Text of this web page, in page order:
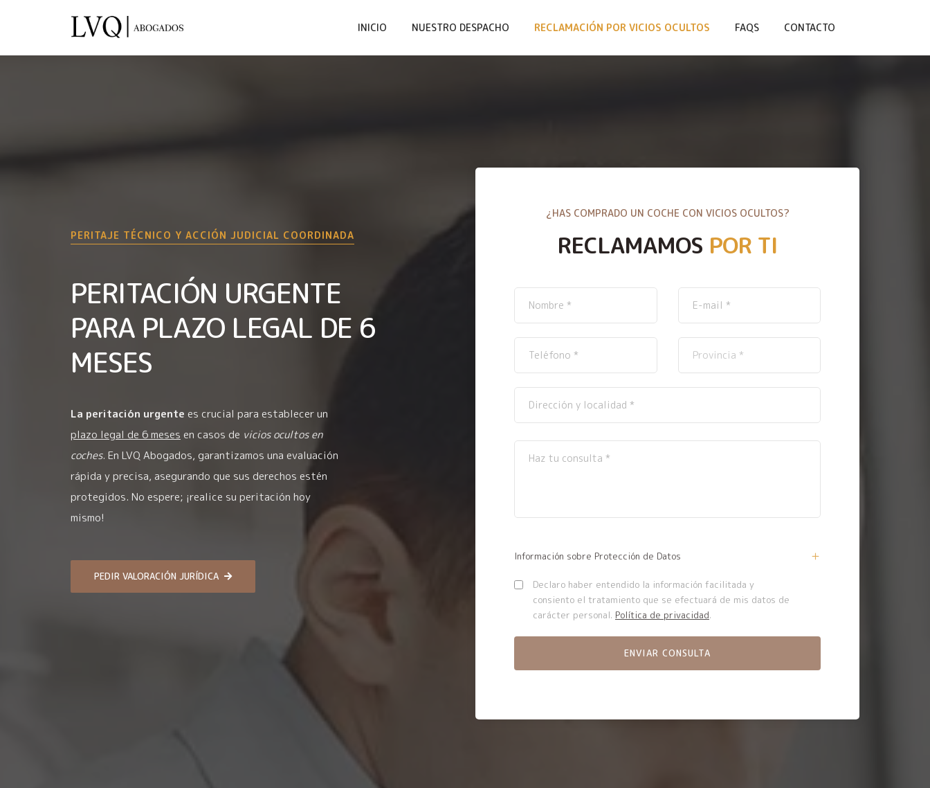
INICIO NUESTRO DESPACHO RECLAMACIÓN POR VICIOS OCULTOS FAQS CONTACTO
PERITAJE TÉCNICO Y ACCIÓN JUDICIAL COORDINADA
PERITACIÓN URGENTE
PARA PLAZO LEGAL DE 6
MESES
La peritación urgente es crucial para establecer un
plazo legal de 6 meses en casos de vicios ocultos en
coches. En LVQ Abogados, garantizamos una evaluación
rápida y precisa, asegurando que sus derechos estén
protegidos. No espere; ¡realice su peritación hoy
mismo!
PEDIR VALORACIÓN JURÍDICA
¿HAS COMPRADO UN COCHE CON VICIOS OCULTOS?
RECLAMAMOS POR TI
Información sobre Protección de Datos
Declaro haber entendido la información facilitada y
consiento el tratamiento que se efectuará de mis datos de
carácter personal. Política de privacidad.